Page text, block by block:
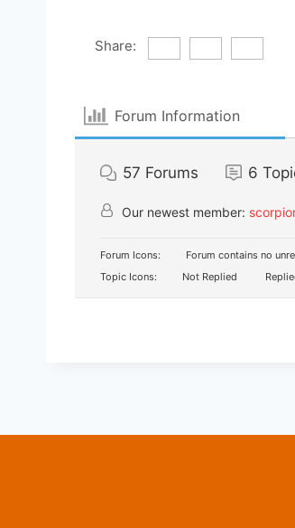
Share:
Forum Information
57 Forums 6
Our newest member:
Forum Icons: Forum contains no
Topic Icons:
Not Replied